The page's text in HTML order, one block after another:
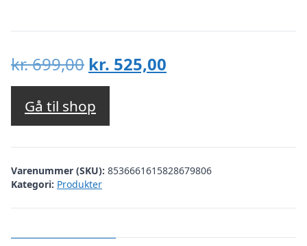
kr.699,00 Den
oprindelige
pris
var:
kr. 699,00.
kr. 525,00
kr. 525,00.
Gå til shop
Varenummer (SKU): 8536661615828679806
Kategori: Produkter